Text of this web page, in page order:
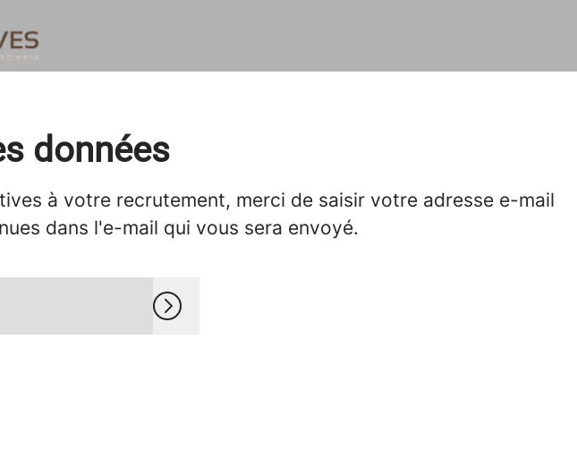
données
à votre recrutement, merci de saisir votre adresse e-mail
dans l'e-mail qui vous sera envoyé.